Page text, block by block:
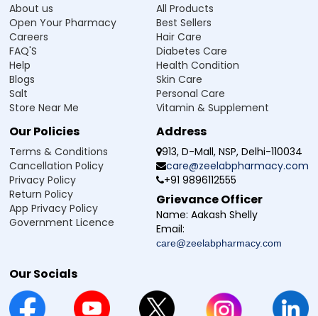
கொள்ள வேண்டாம்.
ஒவ்வாமை (allergic reaction) அறிகுறிகள் அல்லது ஏதேனும்
அசாதாரணமான அறிகுறிகள் தெரிந்தால் உடனே பயன்படுத்துவதை நிறுத்தி
அடிக்கடி கேட்கப்படும் கேள்விகள்
Q1. Multiprex Soft Gelatin Capsules எதற்காக
பயன்படுத்தப்படுகிறது?
Ans.இது ஒரு multivitamin மற்றும் multimineral supplement. இது
உடலில் உள்ள ஊட்டச்சத்து குறைபாட்டை நிரப்ப, நோய் எதிர்ப்பு சக்தியை
(immunity) அதிகரிக்க, சக்தியை (energy) உயர்த்த, ஆரோக்கியமான
தோல், முடி, நகம் ஆகியவற்றை பராமரிக்க மற்றும் உடல்நலத்தை முழுமையாக
நல்ல நிலையில் வைத்திருக்க உதவுகிறது.
Q2. Multiprex Soft Gelatin Capsules எப்படி
Q3. குழந்தைகள் Multiprex Soft Gelatin Capsules
எடுத்துக்கொள்ளலாமா?
About us
Open Your Pharmacy
Careers
FAQ'S
Help
Blogs
Salt
Store Near Me
All Products
Best Sellers
Hair Care
Diabetes Care
Health Condition
Skin Care
Personal Care
Vitamin & Supplement
Our Policies
Terms & Conditions
Cancellation Policy
Privacy Policy
Return Policy
App Privacy Policy
Government Licence
Address
913, D-Mall, NSP, Delhi-110034
care@zeelabpharmacy.com
+91 9896112555
Grievance Officer
Name: Aakash Shelly
Email:
care@zeelabpharmacy.com
Our Socials